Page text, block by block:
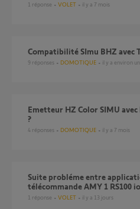
1 réponse VOLET il y a 7 mois
Compatibilité SImu BHZ avec
9 réponses DOMOTIQUE il y a environ
Emetteur HZ Color SIMU avec le Kit de connectivité Somfy
?
4 réponses DOMOTIQUE il y a 7 mois
Suite probléme entre application TAHOMA classic et
télécommande AMY 1 RS100
1 réponse VOLET il y a 13 jours